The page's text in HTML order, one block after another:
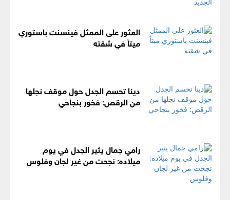
العثور على الممثل فينسنت باستوري
ميتاً في شقته
دينا تحسم الجدل حول موقف نجلها
من الرقص: فخور بنجاحي
رامي جمال يثير الجدل في يوم
ميلاده: نجحت من غير لجان وفلوس